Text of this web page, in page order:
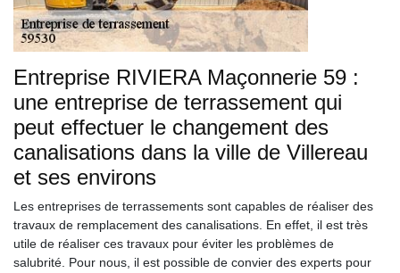
Entreprise RIVIERA Maçonnerie 59 :
une entreprise de terrassement qui
peut effectuer le changement des
canalisations dans la ville de Villereau
et ses environs
Les entreprises de terrassements sont capables de réaliser des
travaux de remplacement des canalisations. En effet, il est très
utile de réaliser ces travaux pour éviter les problèmes de
salubrité. Pour nous, il est possible de convier des experts pour